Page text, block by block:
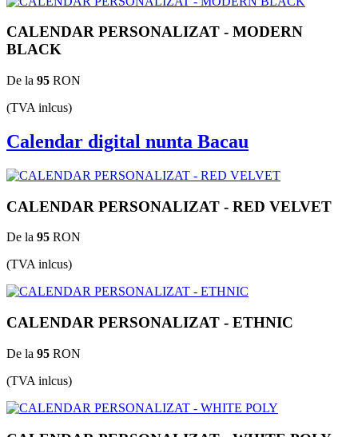
CALENDAR PERSONALIZAT - MODERN
BLACK
De la 95 RON
(TVA inlcus)
Calendar digital nunta Bacau
CALENDAR PERSONALIZAT - RED VELVET
De la 95 RON
(TVA inlcus)
CALENDAR PERSONALIZAT - ETHNIC
De la 95 RON
(TVA inlcus)